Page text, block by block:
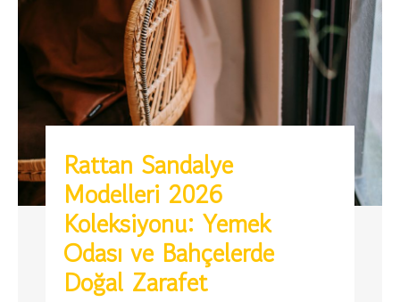
Rattan Sandalye
Modelleri 2026
Koleksiyonu: Yemek
Odası ve Bahçelerde
Doğal Zarafet